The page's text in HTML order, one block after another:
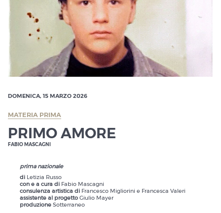
DOMENICA, 15 MARZO 2026
MATERIA PRIMA
PRIMO AMORE
FABIO MASCAGNI
prima nazionale
di Letizia Russo
con e a cura di Fabio Mascagni
consulenza artistica di Francesco Migliorini e Francesca Valeri
assistente al progetto Giulio Mayer
produzione Sotterraneo